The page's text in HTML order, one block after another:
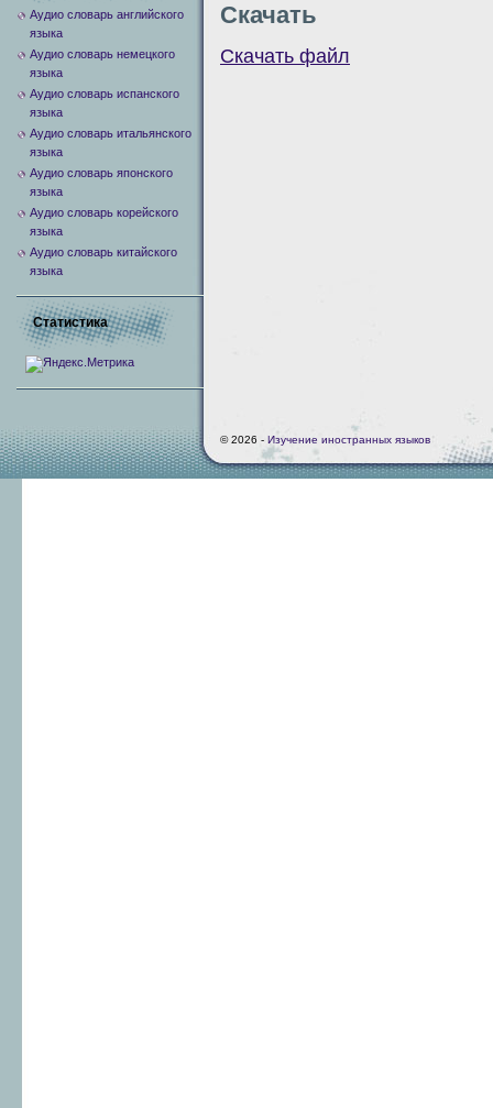
Скачать
Скачать файл
Аудио словарь английского
языка
Аудио словарь немецкого
языка
Аудио словарь испанского
языка
Аудио словарь итальянского
языка
Аудио словарь японского
языка
Аудио словарь корейского
языка
Аудио словарь китайского
языка
Статистика
© 2026 - Изучение иностранных языков